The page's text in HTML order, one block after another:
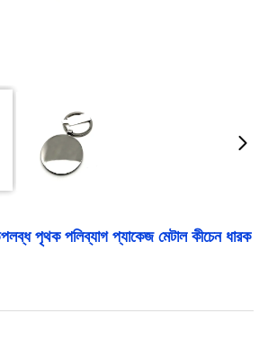
পৃথক পলিব্যাগ প্যাকেজ মেটাল কীচেন ধারক